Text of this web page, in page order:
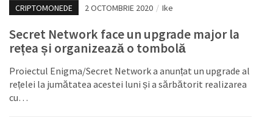
CRIPTOMONEDE 2 OCTOMBRIE 2020 / Ike
Secret Network face un upgrade major la
rețea și organizează o tombolă
Proiectul Enigma/Secret Network a anunțat un upgrade al
rețelei la jumătatea acestei luni și a sărbătorit realizarea
cu…